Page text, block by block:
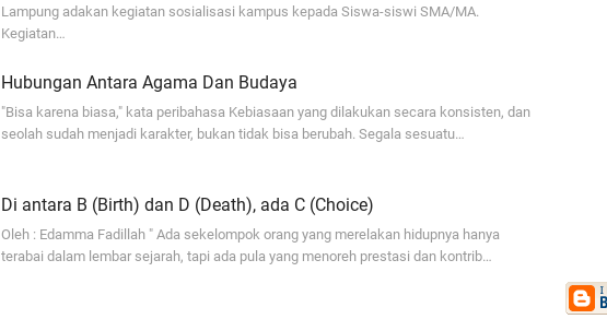
Lampung adakan kegiatan sosialisasi kampus kepada Siswa-siswi SMA/MA.
Kegiatan…
Hubungan Antara Agama Dan Budaya
"Bisa karena biasa," kata peribahasa Kebiasaan yang dilakukan secara konsisten, dan
seolah sudah menjadi karakter, bukan tidak bisa berubah. Segala sesuatu…
Di antara B (Birth) dan D (Death), ada C (Choice)
Oleh : Edamma Fadillah " Ada sekelompok orang yang merelakan hidupnya hanya
terabai dalam lembar sejarah, tapi ada pula yang menoreh prestasi dan kontrib…